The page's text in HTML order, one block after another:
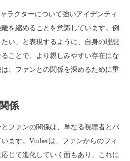
ラクターについて強いアイデンティ
を縮めることを意識しています。例
い」と表現するように、自身の理想
ことで、より親しみやすい存在にな
、ファンとの関係を深めるために重
係
ファンの関係は、単なる視聴者とパ
ます。Vtuberは、ファンからのフィ
じて進化していく面もあり、これに